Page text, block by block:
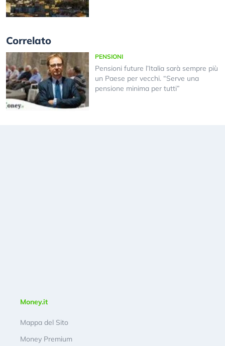
Correlato
PENSIONI
Pensioni future l’Italia sarà sempre più
un Paese per vecchi. “Serve una
pensione minima per tutti”
Money.it
Mappa del Sito
Money Premium